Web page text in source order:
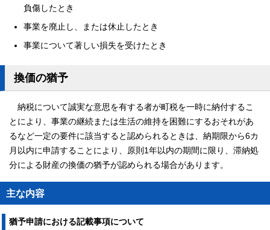
負傷したとき
事業を廃止し、または休止したとき
事業について著しい損失を受けたとき
換価の猶予
納税について誠実な意思を有する者が町税を一時に納付するこ
とにより、事業の継続または生活の維持を困難にするおそれがあ
るなど一定の要件に該当すると認められるときは、納期限から6カ
月以内に申請することにより、原則1年以内の期間に限り、滞納処
分による財産の換価の猶予が認められる場合があります。
主な内容
猶予申請における記載事項について